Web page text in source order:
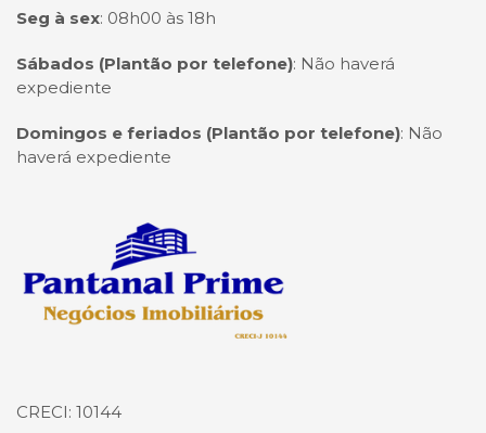
Seg à sex: 08h00 às 18h
Sábados (Plantão por telefone): Não haverá
expediente
Domingos e feriados (Plantão por telefone): Não
haverá expediente
Página inicial
CRECI: 10144